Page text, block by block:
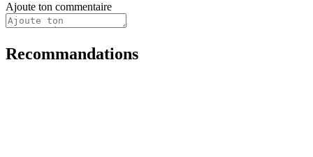
Ajoute ton commentaire
Recommandations